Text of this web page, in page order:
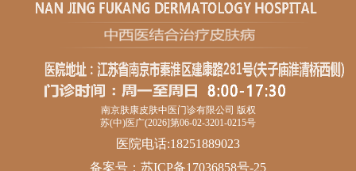
南京肤康皮肤中医门诊有限公司 版权
苏(中)医广(2026]第06-02-3201-0215号
医院电话:18251889023
备案号： 苏ICP备17036858号-25